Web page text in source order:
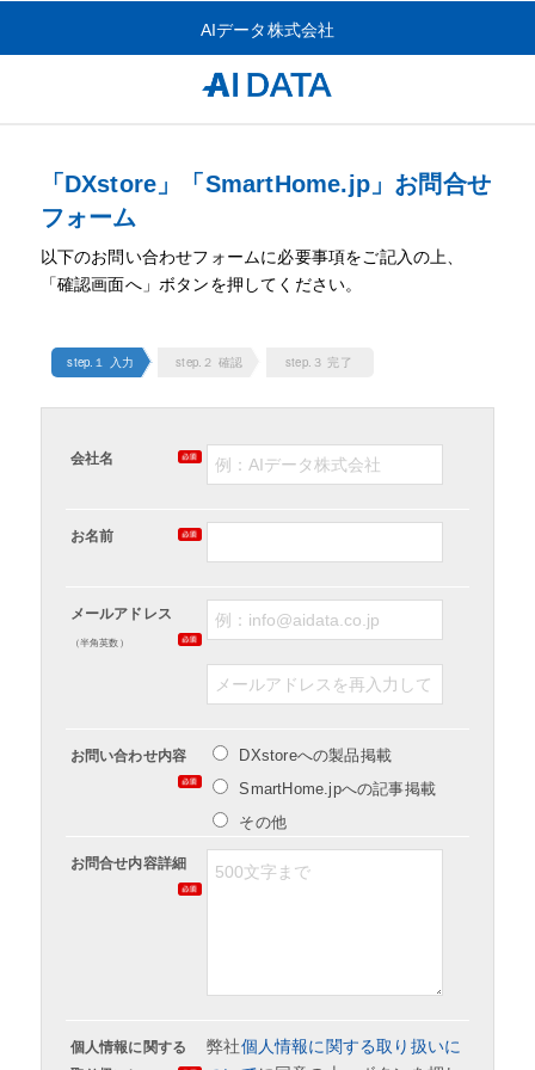
AIデータ株式会社
「DXstore」「SmartHome.jp」お問合せ
フォーム
以下のお問い合わせフォームに必要事項をご記入の上、
「確認画面へ」ボタンを押してください。
step.１ 入力 step.２ 確認 step.３ 完了
会社名
お名前
メールアドレス
（半角英数）
お問い合わせ内容
DXstoreへの製品掲載
SmartHome.jpへの記事掲載
その他
お問合せ内容詳細
個人情報に関する
弊社個人情報に関する取り扱いに